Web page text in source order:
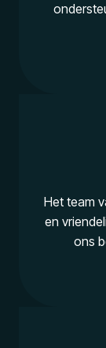
Het team
en
ons